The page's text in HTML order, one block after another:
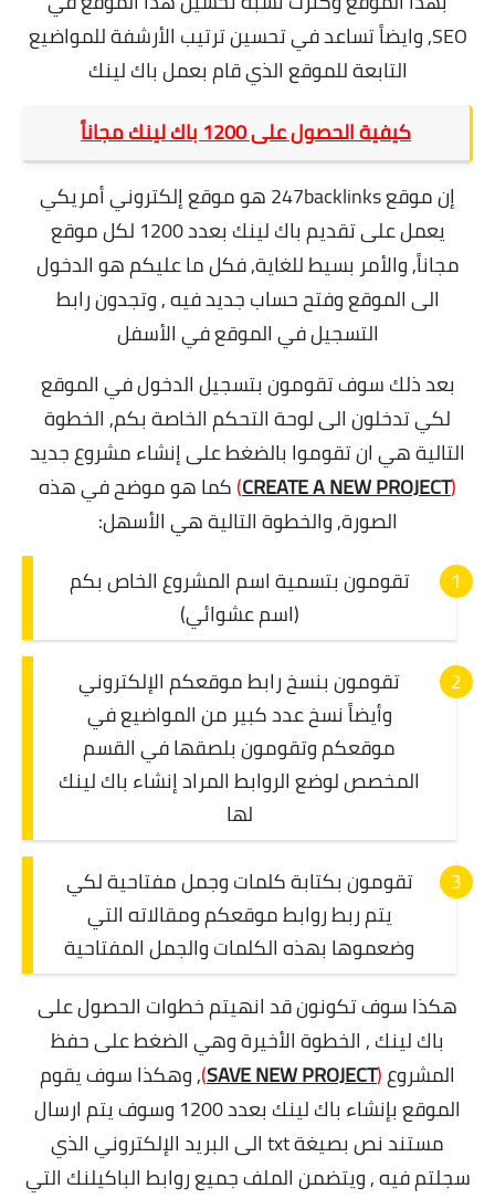
SEO, وايضاً تساعد في تحسين ترتيب الأرشفة للمواضيع
التابعة للموقع الذي قام بعمل باك لينك
كيفية الحصول على 1200 باك لينك مجاناً
إن موقع 247backlinks هو موقع إلكتروني أمريكي
يعمل على تقديم باك لينك بعدد 1200 لكل موقع
مجاناً,والأمر بسيط للغاية, فكل ما عليكم هو الدخول
الى الموقع وفتح حساب جديد فيه , وتجدون رابط
التسجيل في الموقع في الأسفل
بعد ذلك سوف تقومون بتسجيل الدخول في الموقع
لكي تدخلون الى لوحة التحكم الخاصة بكم,الخطوة
التالية هي ان تقوموا بالضغط على إنشاء مشروع جديد
(
CREATE A NEW PROJECT
)كما هو موضح في هذه
الصورة, والخطوة التالية هي الأسهل:
تقومون بتسمية اسم المشروع الخاص بكم
(اسم عشوائي)
تقومون بنسخ رابط موقعكم الإلكتروني
وأيضاً نسخ عدد كبير من المواضيع في
موقعكم وتقومون بلصقها في القسم
المخصص لوضع الروابط المراد إنشاء باك لينك
لها
تقومون بكتابة كلمات وجمل مفتاحية لكي
يتم ربط روابط موقعكم ومقالاته التي
وضعموها بهذه الكلمات والجمل المفتاحية
هكذا سوف تكونون قد انهيتم خطوات الحصول على
باك لينك , الخطوة الأخيرة وهي الضغط على حفظ
المشروع(
SAVE NEW PROJECT
), وهكذا سوف يقوم
الموقع بإنشاء باك لينك بعدد 1200 وسوف يتم ارسال
مستند نص بصيغة txt الى البريد الإلكتروني الذي
سجلتم فيه , ويتضمن الملف جميع روابط الباكيلنك التي